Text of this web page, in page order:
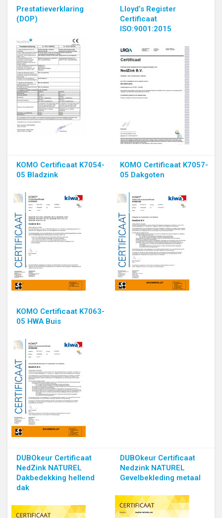
Prestatieverklaring
(DOP)
Lloyd’s Register
Certificaat
ISO:9001:2015
KOMO Certificaat K7054-
05 Bladzink
KOMO Certificaat K7057-
05 Dakgoten
KOMO Certificaat K7063-
05 HWA Buis
DUBOkeur Certificaat
NedZink NATUREL
Dakbedekking hellend
dak
DUBOkeur Certificaat
Nedzink NATUREL
Gevelbekleding metaal